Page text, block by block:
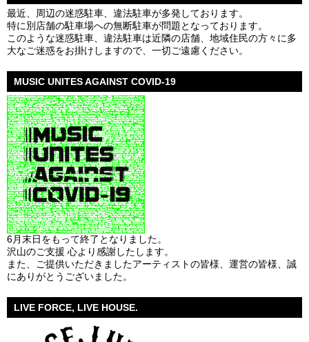
最近、周辺の迷惑駐車、違法駐車が多発しております。
特に別店舗の駐車場への無断駐車が問題となっております。
このような迷惑駐車、違法駐車は近隣の店舗、地域住民の方々に多
大なご迷惑をお掛けしますので、一切ご遠慮ください。
MUSIC UNITES AGAINST COVID-19
6月末日をもって終了となりました。
沢山のご支援 心より感謝したします。
また、ご提供いただきましたアーティストの皆様、運営の皆様、誠
にありがとうございました。
LIVE FORCE, LIVE HOUSE.